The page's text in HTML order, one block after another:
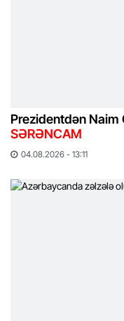
Prezidentdən Naim
SƏRƏNCAM
04.08.2026 - 13:11